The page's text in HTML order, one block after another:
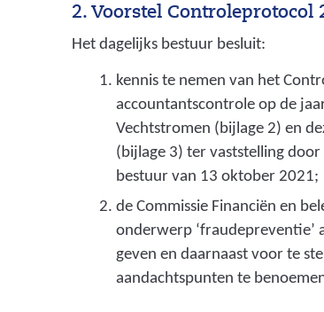
2. Voorstel Controleprotocol
Het dagelijks bestuur besluit:
kennis te nemen van het
accountantscontrole op de
Vechtstromen (bijlage 2) en
(bijlage 3) ter vaststelling
bestuur van 13 oktober 2021;
de Commissie Financiën en
onderwerp ‘fraudepreventie’
geven en daarnaast voor te
aandachtspunten te